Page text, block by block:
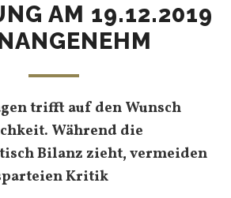
AM 19.12.2019
trifft auf den Wunsch
Während die
Bilanz zieht, vermeiden
Kritik